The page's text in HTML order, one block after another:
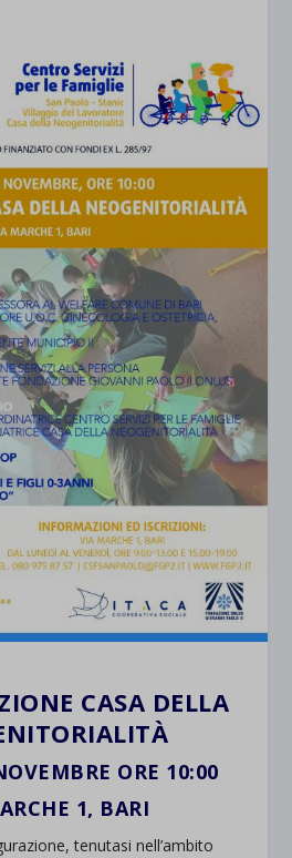
CASA DELLA
ORE 10:00
1, BARI
tenutasi nell’ambito